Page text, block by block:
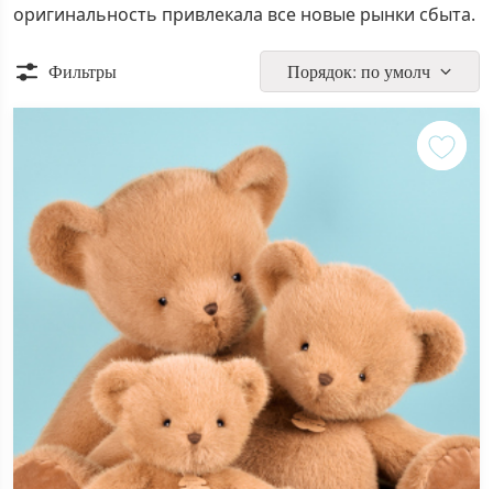
оригинальность привлекала все новые рынки сбыта.
Фильтры